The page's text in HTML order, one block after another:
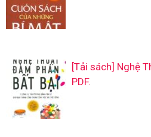
[Tải sách] Nghệ
PDF.